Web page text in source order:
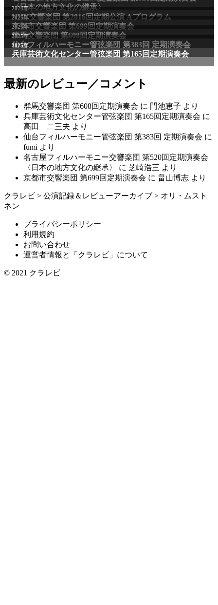
最新のレビュー／コメント
群馬交響楽団 第608回定期演奏会 に 門池恵子 より
兵庫芸術文化センター管弦楽団 第165回定期演奏会 に
高田 二三夫 より
仙台フィルハーモニー管弦楽団 第383回 定期演奏会 に
fumi より
名古屋フィルハーモニー交響楽団 第520回定期演奏会
〈日本の地方文化の継承〉
に 芝崎浩三 より
京都市交響楽団 第699回定期演奏会 に 畠山博志 より
クラレビ > 公演記録＆レビューアーカイブ > オリ・ムスト
ネン
プライバシーポリシー
利用規約
お問い合わせ
運営者情報と「クラレビ」について
© 2021 クラレビ